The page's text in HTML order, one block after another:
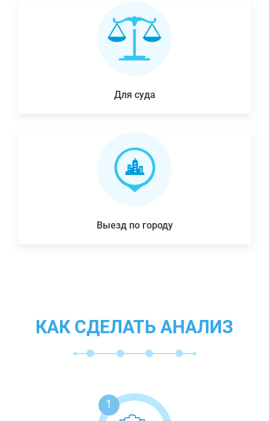
Для суда
Выезд по городу
КАК СДЕЛАТЬ АНАЛИЗ
1